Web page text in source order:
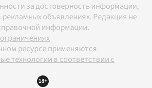
за достоверность информации,
объявлениях. Редакция не
информации.
ресурсе применяются
технологии в соответствии с
18+